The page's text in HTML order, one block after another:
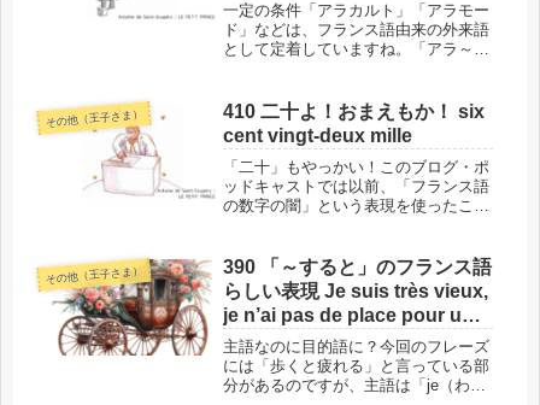
一定の条件「アラカルト」「アラモー
ド」などは、フランス語由来の外来語
として定着していますね。「アラ～」
しこの「アラ～」、どんな言葉にでも
つくわけではありません。一定の条件
が...
その他（王子さま）
410 二十よ！おまえもか！ six
cent vingt-deux mille
「二十」もやっかい！このブログ・ポ
ッドキャストでは以前、「フランス語
の数字の闇」という表現を使ったこと
について、めんどうな規則があること
をお伝えしました。でも実は、フラ
ン...
その他（王子さま）
390 「～すると」のフランス語
らしい表現 Je suis très vieux,
je n’ai pas de place pour un
carrosse, et ça me fatigue de
marcher.
主語なのに目的語に？今回のフレーズ
には「歩くと疲れる」と言っている部
分があるのですが、主語は「je（わた